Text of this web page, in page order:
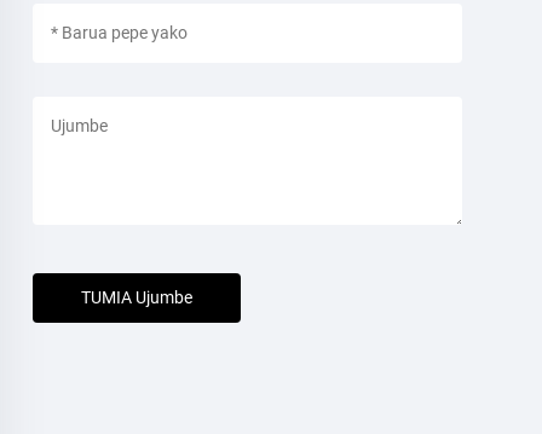
TUMIA Ujumbe